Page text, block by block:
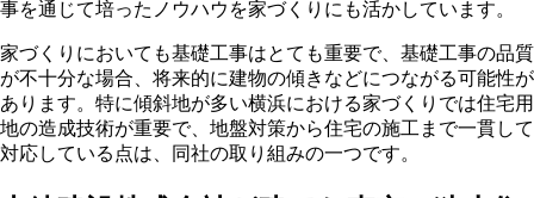
事を通じて培ったノウハウを家づくりにも活かしています。
家づくりにおいても基礎工事はとても重要で、基礎工事の品質
が不十分な場合、将来的に建物の傾きなどにつながる可能性が
あります。特に傾斜地が多い横浜における家づくりでは住宅用
地の造成技術が重要で、地盤対策から住宅の施工まで一貫して
対応している点は、同社の取り組みの一つです。